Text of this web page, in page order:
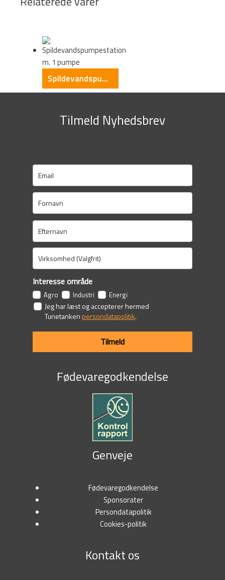
Spildevandspumpestation m. 1 pumpe
Tilmeld Nyhedsbrev
Interesse område
Agro Industri Energi
Jeg har læst og accepterer hermed
Tunetankenpersondatapolitik.
Tilmeld
Fødevaregodkendelse
Genveje
Fødevaregodkendelse
Sponsorater
Persondatapolitik
Cookies-politik
Kontakt os